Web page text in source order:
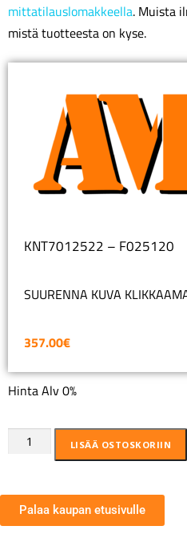
mittatilauslomakkeella. Muista
mistä tuotteesta on kyse.
KNT7012522 – F025120
SUURENNA KUVA
357.00€
Hinta Alv 0%
LISÄÄ OSTOSKORIIN
Palaa kaupan etusivulle